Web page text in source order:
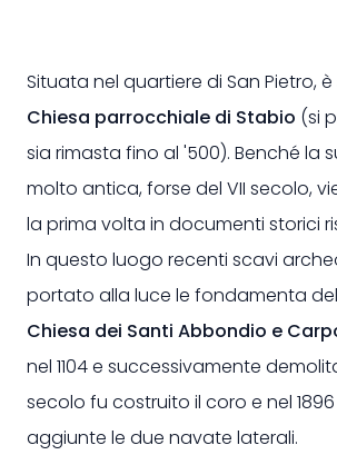
Situata nel quartiere di San Pietro,
Chiesa parrocchiale di Stabio (si
sia rimasta fino al '500). Benché la
molto antica, forse del VII secolo,
la prima volta in documenti storici
In questo luogo recenti scavi
portato alla luce le fondamenta
Chiesa dei Santi Abbondio e
nel 1104 e successivamente
secolo fu costruito il coro e nel
aggiunte le due navate laterali.